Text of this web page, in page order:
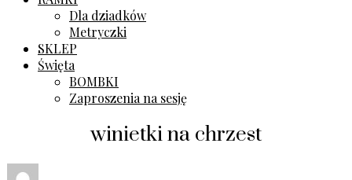
Dla dziadków
Metryczki
SKLEP
Święta
BOMBKI
Zaproszenia na sesję
winietki na chrzest